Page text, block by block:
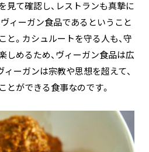
見て確認し、レストランも真摯に
ィーガン食品であるということ
と。カシュルートを守る人も、守
しめるため、ヴィーガン食品は広
ーガンは宗教や思想を超えて、
とができる食事なのです。